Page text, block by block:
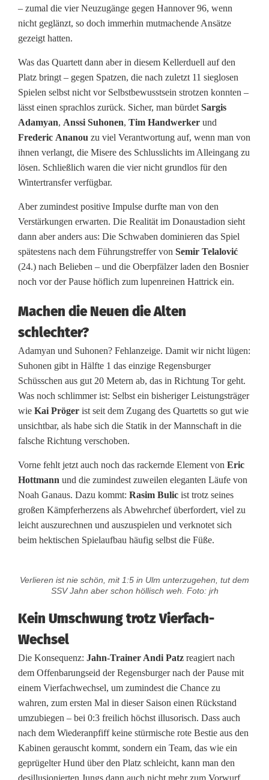
i
n
i
g
a
2
:
n
t
e
r
g
a
n
g
s
t
i
m
m
u
g
a
c
h
D
e
b
a
– zumal die vier Neuzugänge gegen Hannover 96, wenn
nicht geglänzt, so doch immerhin mutmachende Ansätze
gezeigt hatten.
Was das Quartett dann aber in diesem Kellerduell auf den
Platz bringt – gegen Spatzen, die nach zuletzt 11 sieglosen
Spielen selbst nicht vor Selbstbewusstsein strotzen konnten –
lässt einen sprachlos zurück. Sicher, man bürdet Sargis
Adamyan, Anssi Suhonen, Tim Handwerker und
Frederic Ananou zu viel Verantwortung auf, wenn man von
ihnen verlangt, die Misere des Schlusslichts im Alleingang zu
lösen. Schließlich waren die vier nicht grundlos für den
Wintertransfer verfügbar.
Aber zumindest positive Impulse durfte man von den
Verstärkungen erwarten. Die Realität im Donaustadion sieht
dann aber anders aus: Die Schwaben dominieren das Spiel
spätestens nach dem Führungstreffer von Semir Telalović
(24.) nach Belieben – und die Oberpfälzer laden den Bosnier
noch vor der Pause höflich zum lupenreinen Hattrick ein.
Machen die Neuen die Alten
schlechter?
Adamyan und Suhonen? Fehlanzeige. Damit wir nicht lügen:
Suhonen gibt in Hälfte 1 das einzige Regensburger
Schüsschen aus gut 20 Metern ab, das in Richtung Tor geht.
Was noch schlimmer ist: Selbst ein bisheriger Leistungsträger
wie Kai Pröger ist seit dem Zugang des Quartetts so gut wie
unsichtbar, als habe sich die Statik in der Mannschaft in die
falsche Richtung verschoben.
Vorne fehlt jetzt auch noch das rackernde Element von Eric
Hottmann und die zumindest zuweilen eleganten Läufe von
Noah Ganaus. Dazu kommt: Rasim Bulic ist trotz seines
großen Kämpferherzens als Abwehrchef überfordert, viel zu
leicht auszurechnen und auszuspielen und verknotet sich
beim hektischen Spielaufbau häufig selbst die Füße.
Verlieren ist nie schön, mit 1:5 in Ulm unterzugehen, tut dem
SSV Jahn aber schon höllisch weh. Foto: jrh
Kein Umschwung trotz Vierfach-
Wechsel
Die Konsequenz: Jahn-Trainer Andi Patz reagiert nach
dem Offenbarungseid der Regensburger nach der Pause mit
einem Vierfachwechsel, um zumindest die Chance zu
wahren, zum ersten Mal in dieser Saison einen Rückstand
umzubiegen – bei 0:3 freilich höchst illusorisch. Dass auch
nach dem Wiederanpfiff keine stürmische rote Bestie aus den
Kabinen gerauscht kommt, sondern ein Team, das wie ein
geprügelter Hund über den Platz schleicht, kann man den
desillusionierten Jungs dann auch nicht mehr zum Vorwurf